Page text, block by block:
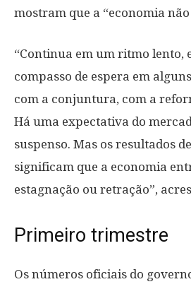
mostram que a “economia não
“Continua em um ritmo lento,
compasso de espera em
com a conjuntura, com a
Há uma expectativa do
suspenso. Mas os resultados
significam que a economia
estagnação ou retração”,
Primeiro trimestre
Os números oficiais do